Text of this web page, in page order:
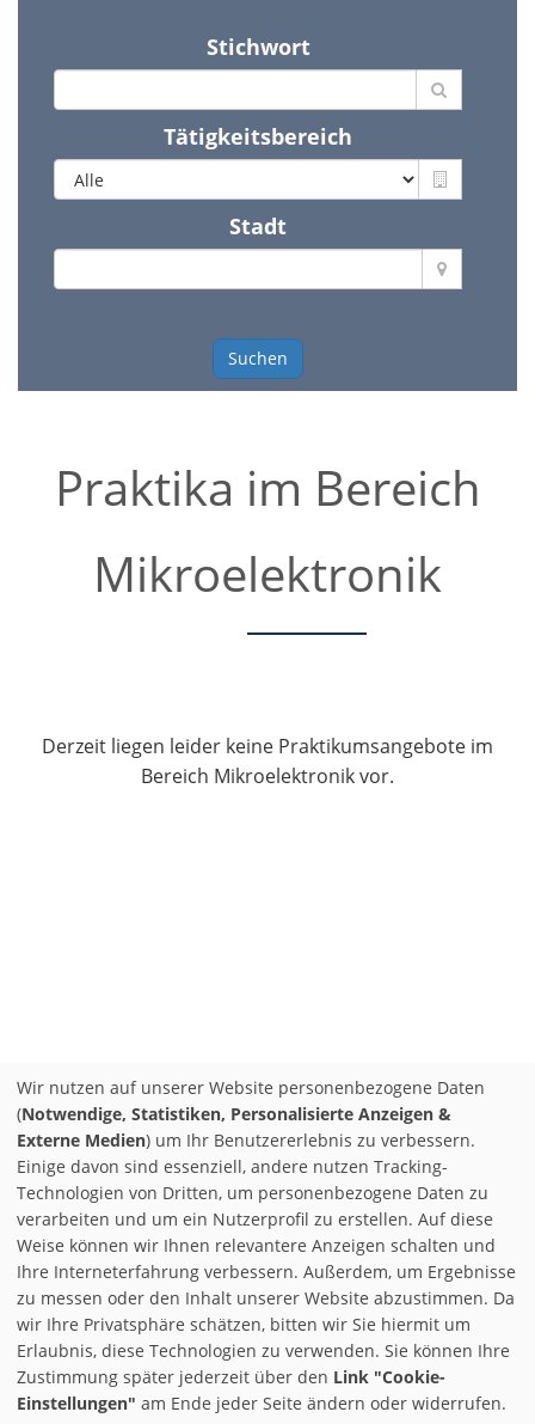
Stichwort
Tätigkeitsbereich
Stadt
Suchen
Praktika im Bereich
Mikroelektronik
Derzeit liegen leider keine Praktikumsangebote im
Bereich Mikroelektronik vor.
Wir nutzen auf unserer Website personenbezogene Daten
(Notwendige, Statistiken, Personalisierte Anzeigen &
Externe Medien) um Ihr Benutzererlebnis zu verbessern.
Einige davon sind essenziell, andere nutzen Tracking-
Technologien von Dritten, um personenbezogene Daten zu
verarbeiten und um ein Nutzerprofil zu erstellen. Auf diese
Weise können wir Ihnen relevantere Anzeigen schalten und
Ihre Interneterfahrung verbessern. Außerdem, um Ergebnisse
zu messen oder den Inhalt unserer Website abzustimmen. Da
wir Ihre Privatsphäre schätzen, bitten wir Sie hiermit um
Erlaubnis, diese Technologien zu verwenden. Sie können Ihre
Zustimmung später jederzeit über den Link "Cookie-
Einstellungen" am Ende jeder Seite ändern oder widerrufen.